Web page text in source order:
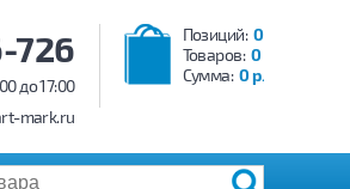
Позиций: 0
Товаров: 0
Сумма: 0 р.
726
до 17:00
mark.ru